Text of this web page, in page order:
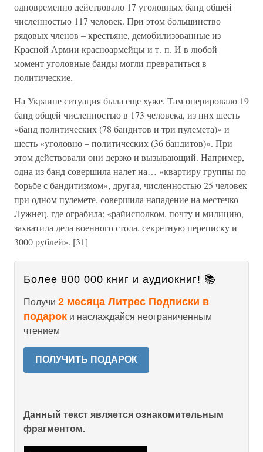
одновременно действовало 17 уголовных банд общей
численностью 117 человек. При этом большинство
рядовых членов – крестьяне, демобилизованные из
Красной Армии красноармейцы и т. п. И в любой
момент уголовные банды могли превратиться в
политические.
На Украине ситуация была еще хуже. Там оперировало 19
банд общей численностью в 173 человека, из них шесть
«банд политических (78 бандитов и три пулемета)» и
шесть «уголовно – политических (36 бандитов)». При
этом действовали они дерзко и вызывающий. Например,
одна из банд совершила налет на… «квартиру группы по
борьбе с бандитизмом», другая, численностью 25 человек
при одном пулемете, совершила нападение на местечко
Лужнец, где ограбила: «райисполком, почту и милицию,
захватила дела военного стола, секретную переписку и
3000 рублей». [31]
Более 800 000 книг и аудиокниг! 📚
Получи 2 месяца Литрес Подписки в
подарок и наслаждайся неограниченным
чтением
ПОЛУЧИТЬ ПОДАРОК
Данный текст является ознакомительным
фрагментом.